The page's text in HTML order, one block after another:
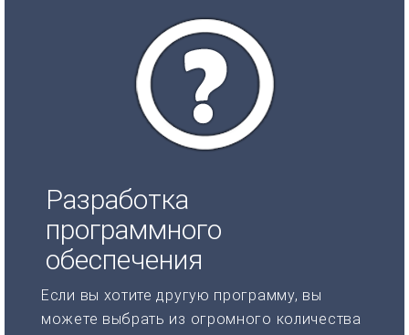
Разработка
программного
обеспечения
Если вы хотите другую программу, вы
можете выбрать из огромного количества